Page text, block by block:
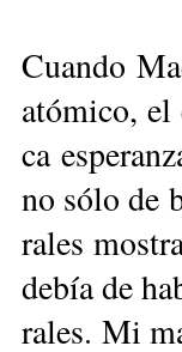
Cuan­do
ató­mi­co,
ca
no só­lo de
ra­les
de­bía de
ra­les. Mi